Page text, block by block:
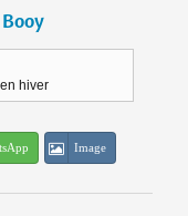
hiver
Image